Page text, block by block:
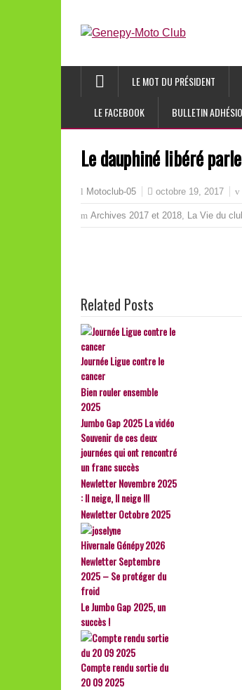
LE MOT DU PRÉSIDENT
LE FACEBOOK BULLETIN
Le dauphiné libéré
Motoclub-05 octobre 19, 2017
Archives 2017 et 2018, La Vie du
Related Posts
Journée Ligue contre le
cancer
Bien rouler ensemble
2025
Jumbo Gap 2025 La vidéo
Souvenir de ces deux
journées qui ont rencontré
un franc succès
Newletter Novembre 2025
: Il neige, Il neige !!!
Newletter Octobre 2025
Hivernale Génépy 2026
Newletter Septembre
2025 – Se protéger du
froid
Le Jumbo Gap 2025, un
succès !
Compte rendu sortie du
20 09 2025